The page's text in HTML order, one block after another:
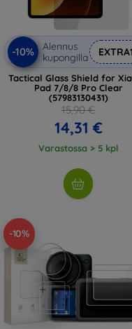
-10%
Alennus
kupongilla
Tactical Glass Shield for
Pad 7/8/8 Pro Clear
(57983130431)
15,90 €
14,31 €
Varastossa > 5 kpl
-10%